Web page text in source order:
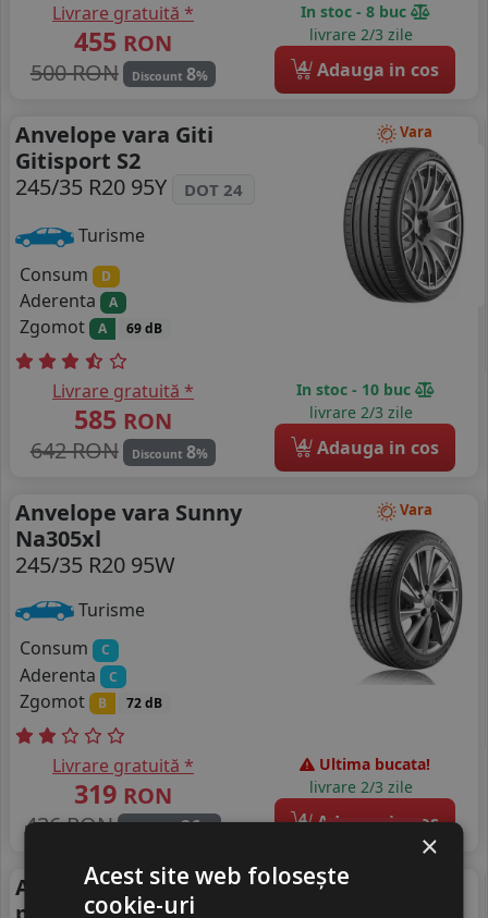
Livrare gratuită *
455 RON
500 RON
Discount 8%
In stoc - 8 buc
livrare 2/3 zile
4 Adauga in cos
Vara
Anvelope vara Giti
Gitisport S2
245/35 R20 95Y
DOT 24
Turisme
Consum
D
Aderenta A
Zgomot A 69 dB
Livrare gratuită *
585 RON
642 RON
Discount 8%
In stoc - 10 buc
livrare 2/3 zile
4 Adauga in cos
Vara
Anvelope vara Sunny
Na305xl
245/35 R20 95W
Turisme
Consum
C
Aderenta C
Zgomot B 72 dB
Livrare gratuită *
319 RON
436 RON
26%
Ultima bucata!
livrare 2/3 zile
4 Adauga in cos
Anvelope vara Tracmax X-
×
Acest site web folosește
cookie-uri